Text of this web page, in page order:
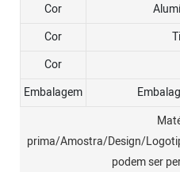
Cor
Cor
Cor
Embalagem
prima/Amostra/Design/
podem ser